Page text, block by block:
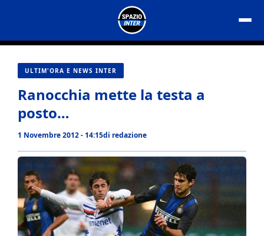
contenuto
ULTIM'ORA E NEWS INTER
Ranocchia mette la testa a
posto…
1 Novembre 2012 - 14:15di redazione